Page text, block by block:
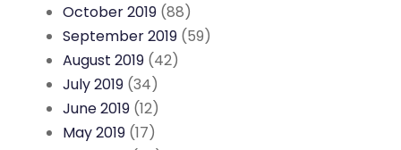
October 2019 (88)
September 2019 (59)
August 2019 (42)
July 2019 (34)
June 2019 (12)
May 2019 (17)